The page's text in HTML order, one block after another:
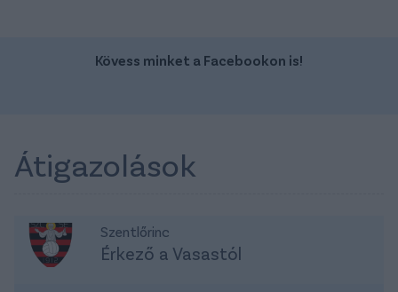
Kövess minket a Facebookon is!
Átigazolások
Szentlőrinc
Érkező a Vasastól